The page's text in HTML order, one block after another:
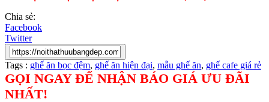
Chia sẻ:
Facebook
Twitter
Tags : ghế ăn bọc đệm, ghế ăn hiện đại, mẫu ghế ăn, ghế cafe giá rẻ
GỌI NGAY ĐỂ NHẬN BÁO GIÁ ƯU ĐÃI
NHẤT!